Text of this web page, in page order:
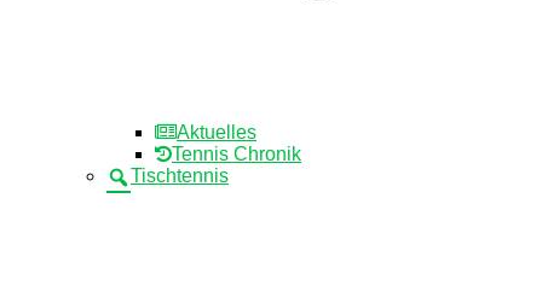
Aktuelles
Tennis Chronik
Tischtennis